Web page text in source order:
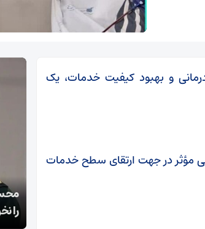
و بهبود کیفیت خدمات، یک
مؤثر در جهت ارتقای سطح خدمات
را